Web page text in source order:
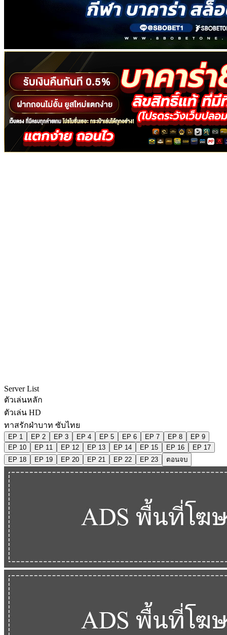
Server List
ตัวเล่นหลัก
ตัวเล่น HD
ทาสรักฝ่าบาท ซับไทย
EP 1 EP 2 EP 3 EP 4 EP 5 EP 6 EP 7 EP 8
EP 9
EP 10
EP 11 EP 12 EP 13 EP 14 EP 15 EP 16
EP 17
EP 18
EP 19 EP 20 EP 21 EP 22 EP 23 ตอนจบ